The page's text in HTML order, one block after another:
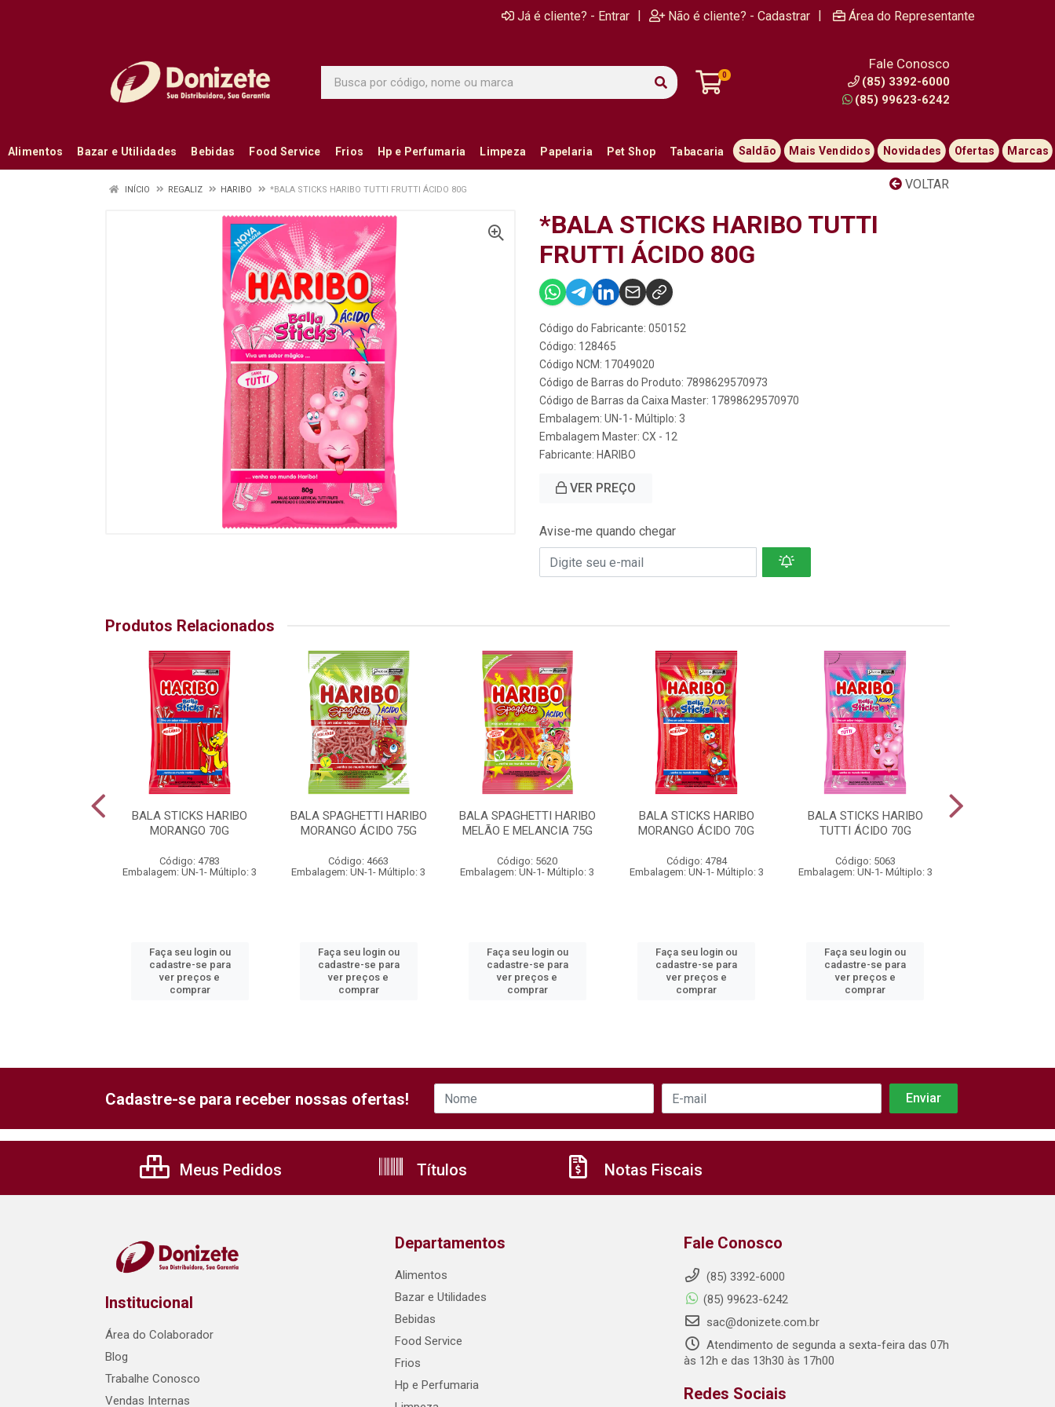
Já é cliente? - Entrar | Não é cliente? - Cadastrar | Área do Representante
0
Fale Conosco
(85) 3392-6000
(85) 99623-6242
Alimentos Bazar e Utilidades Bebidas Food Service Frios Hp e Perfumaria Limpeza Papelaria Pet Shop Tabacaria Saldão Mais Vendidos Novidades Ofertas Marcas
VOLTAR
INÍCIO REGALIZ HARIBO *BALA STICKS HARIBO TUTTI FRUTTI ÁCIDO 80G
*BALA STICKS HARIBO TUTTI
FRUTTI ÁCIDO 80G
Código do Fabricante: 050152
Código: 128465
Código NCM: 17049020
Código de Barras do Produto: 7898629570973
Código de Barras da Caixa Master: 17898629570970
Embalagem: UN-1- Múltiplo: 3
Embalagem Master: CX - 12
Fabricante: HARIBO
VER PREÇO
Avise-me quando chegar
Produtos Relacionados
BALA STICKS HARIBO
MORANGO 70G
Código: 4783
Embalagem: UN-1- Múltiplo: 3
Faça seu login ou
cadastre-se para
ver preços e
comprar
BALA SPAGHETTI HARIBO
MORANGO ÁCIDO 75G
Código: 4663
Embalagem: UN-1- Múltiplo: 3
Faça seu login ou
cadastre-se para
ver preços e
comprar
BALA SPAGHETTI HARIBO
MELÃO E MELANCIA 75G
Código: 5620
Embalagem: UN-1- Múltiplo: 3
Faça seu login ou
cadastre-se para
ver preços e
comprar
BALA STICKS HARIBO
MORANGO ÁCIDO 70G
Código: 4784
Embalagem: UN-1- Múltiplo: 3
Faça seu login ou
cadastre-se para
ver preços e
comprar
BALA STICKS HARIBO
TUTTI ÁCIDO 70G
Código: 5063
Embalagem: UN-1- Múltiplo: 3
Faça seu login ou
cadastre-se para
ver preços e
comprar
Cadastre-se para receber nossas ofertas!
Meus Pedidos Títulos Notas Fiscais
Institucional
Área do Colaborador
Blog
Trabalhe Conosco
Vendas Internas
Departamentos
Alimentos
Bazar e Utilidades
Bebidas
Food Service
Frios
Hp e Perfumaria
Fale Conosco
(85) 3392-6000
(85) 99623-6242
sac@donizete.com.br
Atendimento de segunda a sexta-feira das 07h
às 12h e das 13h30 às 17h00
Redes Sociais